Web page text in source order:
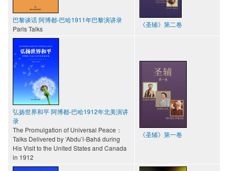
巴黎谈话 阿博都-巴哈1911年巴黎演讲录
Paris Talks
《圣辅》第二卷
弘扬世界和平 阿博都-巴哈1912年北美演讲
录
The Promulgation of Universal Peace：
Talks Delivered by ‘Abdu’l-Bahá during
His Visit to the United States and Canada
in 1912
《圣辅》第一卷